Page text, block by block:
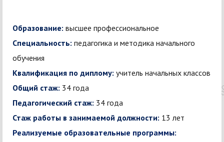
Образование: высшее профессиональное
Специальность: педагогика и методика начального
обучения
Квалификация по диплому: учитель начальных классов
Общий стаж: 34 года
Педагогический стаж: 34 года
Стаж работы в занимаемой должности: 13 лет
Реализуемые образовательные программы: